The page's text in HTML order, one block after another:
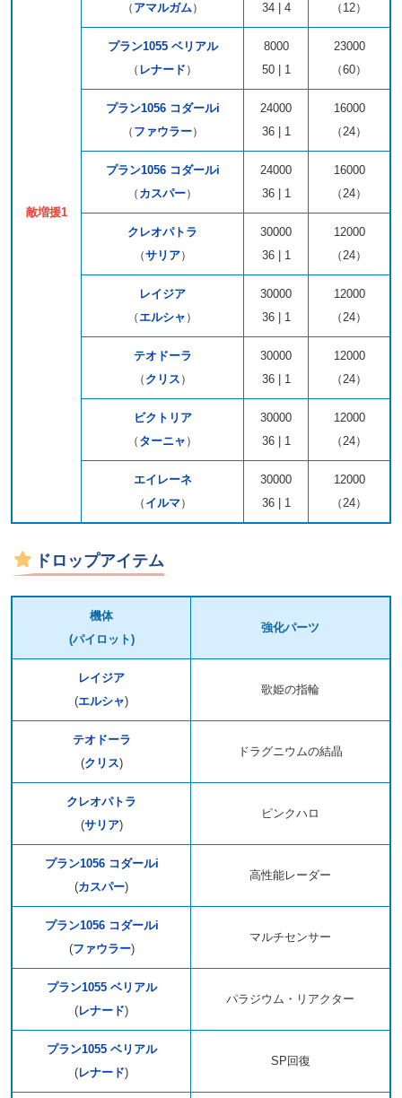
敵増援1
（ アマルガム）
34 | 4
（12）
プラン1055 ベリアル
（ レナード ）
8000
50 | 1
23000
（60）
プラン1056 コダールi
（ ファウラー）
24000
36 | 1
16000
（24）
プラン1056 コダールi
（ カスパー）
24000
36 | 1
16000
（24）
クレオパトラ
（サリア）
30000
36 | 1
12000
（24）
レイジア
（ エルシャ ）
30000
36 | 1
12000
（24）
テオドーラ
（ クリス ）
30000
36 | 1
12000
（24）
ビクトリア
（ ターニャ ）
30000
36 | 1
12000
（24）
エイレーネ
（ イルマ）
30000
36 | 1
12000
（24）
ドロップアイテム
機体
(パイロット)
強化パーツ
レイジア
(エルシャ)
歌姫の指輪
テオドーラ
(クリス)
ドラグニウムの結晶
クレオパトラ
(サリア)
ピンクハロ
プラン1056 コダールi
(カスパー)
高性能レーダー
プラン1056 コダールi
(ファウラー)
マルチセンサー
プラン1055 ベリアル
(レナード)
パラジウム・リアクター
プラン1055 ベリアル
(レナード)
SP回復